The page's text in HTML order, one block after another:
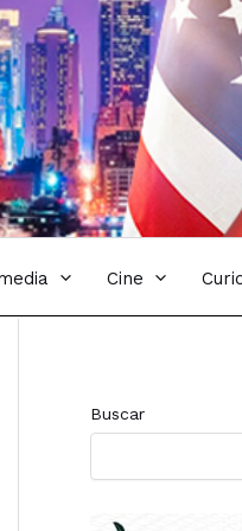
Cine
Buscar